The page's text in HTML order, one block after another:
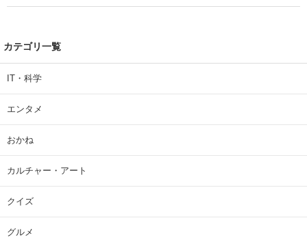
| 大学 ねとらぼリサーチ
カテゴリ一覧
IT・科学
エンタメ
おかね
カルチャー・アート
クイズ
グルメ